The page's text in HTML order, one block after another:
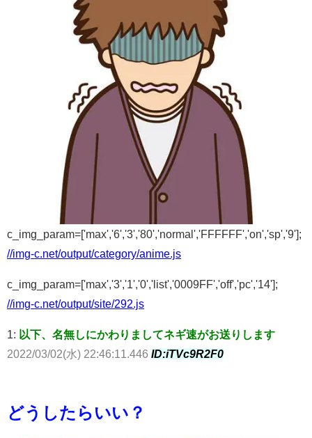
c_img_param=['max','6','3','80','normal','FFFFFF','on','sp','9'];
//img-c.net/output/category/anime.js
c_img_param=['max','3','1','0','list','0009FF','off','pc','14'];
//img-c.net/output/site/292.js
1: 以下、名無しにかわりましてネギ速がお送りします
2022/03/02(水) 22:46:11.446 ID:iTVc9R2F0
どうしたらいい？